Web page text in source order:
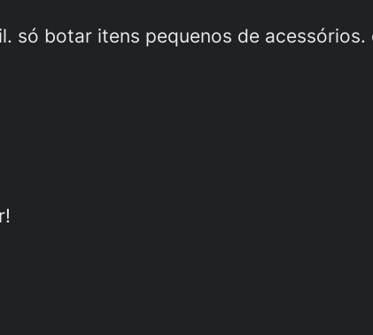
só botar itens pequenos de